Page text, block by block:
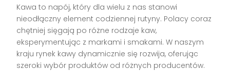
Kawa to napój, który dla wielu z nas stanowi
nieodłączny element codziennej rutyny. Polacy coraz
chętniej sięgają po różne rodzaje kaw,
eksperymentując z markami i smakami. W naszym
kraju rynek kawy dynamicznie się rozwija, oferując
szeroki wybór produktów od różnych producentów.